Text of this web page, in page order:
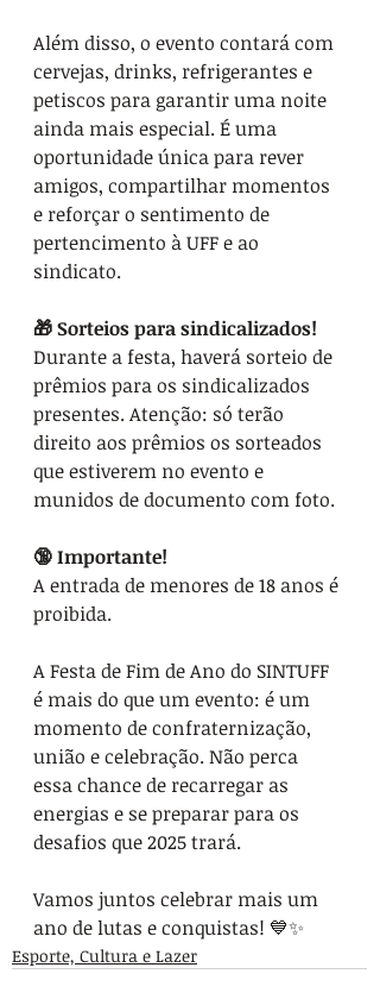
Além disso, o evento contará com
cervejas, drinks, refrigerantes e
petiscos para garantir uma noite
ainda mais especial. É uma
oportunidade única para rever
amigos, compartilhar momentos
e reforçar o sentimento de
pertencimento à UFF e ao
sindicato.
🎁 Sorteios para sindicalizados!
Durante a festa, haverá sorteio de
prêmios para os sindicalizados
presentes. Atenção: só terão
direito aos prêmios os sorteados
que estiverem no evento e
munidos de documento com foto.
🔞 Importante!
A entrada de menores de 18 anos é
proibida.
A Festa de Fim de Ano do SINTUFF
é mais do que um evento: é um
momento de confraternização,
união e celebração. Não perca
essa chance de recarregar as
energias e se preparar para os
desafios que 2025 trará.
Vamos juntos celebrar mais um
ano de lutas e conquistas! 💙✨
Esporte, Cultura e Lazer